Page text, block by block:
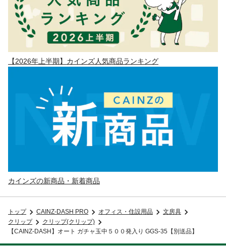
【2026年上半期】カインズ人気商品ランキング
カインズの新商品・新着商品
トップ CAINZ-DASH PRO オフィス・住設用品
文房具
クリップ
クリップ(クリップ)
【CAINZ-DASH】オート ガチャ玉中５００発入り GGS-35【別送品】